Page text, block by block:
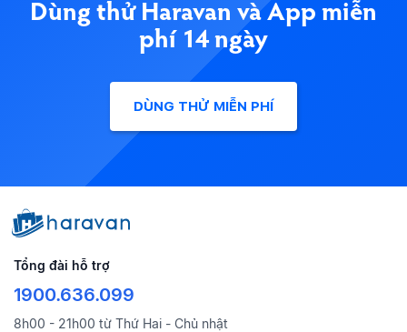
Dùng thử Haravan và App miễn
phí 14 ngày
DÙNG THỬ MIỄN PHÍ
Tổng đài hỗ trợ
1900.636.099
8h00 - 21h00 từ Thứ Hai - Chủ nhật